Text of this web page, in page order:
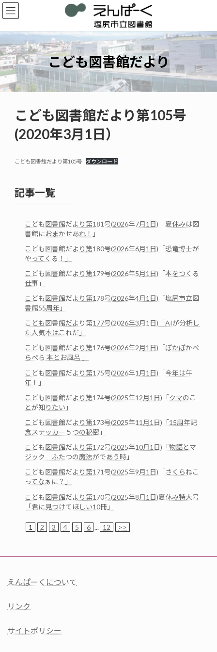
コ
ン
ン
ツ
へ
ス
キ
ッ
プ
ナ
ビ
ー
シ
ョ
ン
に
移
動
こども図書館だより
こども図書館だより第105号
(2020年3月1日）
こども図書館だより第105号 ダウンロード
記事一覧
こども図書館だより第181号(2026年7月1日)「夏休みは図
書館におまかせあれ！」
こども図書館だより第180号(2026年6月1日)「恐竜博士が
やってくる！」
こども図書館だより第179号(2026年5月1日)「本をつくる
仕事」
こども図書館だより第178号(2026年4月1日)「塩尻市立図
書館55周年」
こども図書館だより第177号(2026年3月1日)「AIが分析し
た人気本はこれだ」
こども図書館だより第176号(2026年2月1日)「ぽかぽかぺ
らぺら 本とお風呂 」
こども図書館だより第175号(2026年1月1日)「今年は午
年！」
こども図書館だより第174号(2025年12月1日)「クマのこ
とが知りたい」
こども図書館だより第173号(2025年11月1日)「15周年記
念ステッカー５つの秘密」
こども図書館だより第172号(2025年10月1日)「物語とマ
ジック ふたつの魔法がであう時」
こども図書館だより第171号(2025年9月1日)「さくらねこ
ってなぁに？」
こども図書館だより第170号(2025年8月1日)夏休み特大号
「君に見つけてほしい10冊」
1 2 3 4 5 6 ... 12 >>
えんぱーくについて
リンク
サイトポリシー